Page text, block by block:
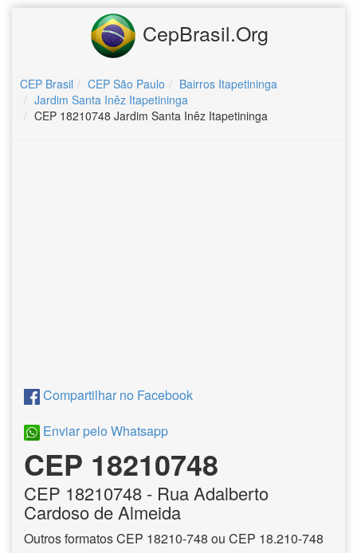
CepBrasil.Org
CEP Brasil CEP São Paulo
Bairros Itapetininga
Jardim Santa Inêz Itapetininga
CEP 18210748 Jardim Santa Inêz Itapetininga
Compartilhar no Facebook
Enviar pelo Whatsapp
CEP 18210748
CEP 18210748 - Rua Adalberto
Cardoso de Almeida
Outros formatos CEP 18210-748 ou CEP 18.210-748